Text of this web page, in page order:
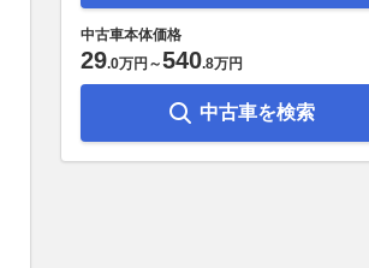
中古車本体価格
29.0万円 ～540.8万円
中古車を検索